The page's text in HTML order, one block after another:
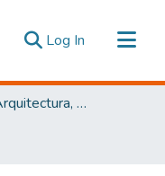
Log In (current)
Facultad de Arquitectura, Artes y Diseño